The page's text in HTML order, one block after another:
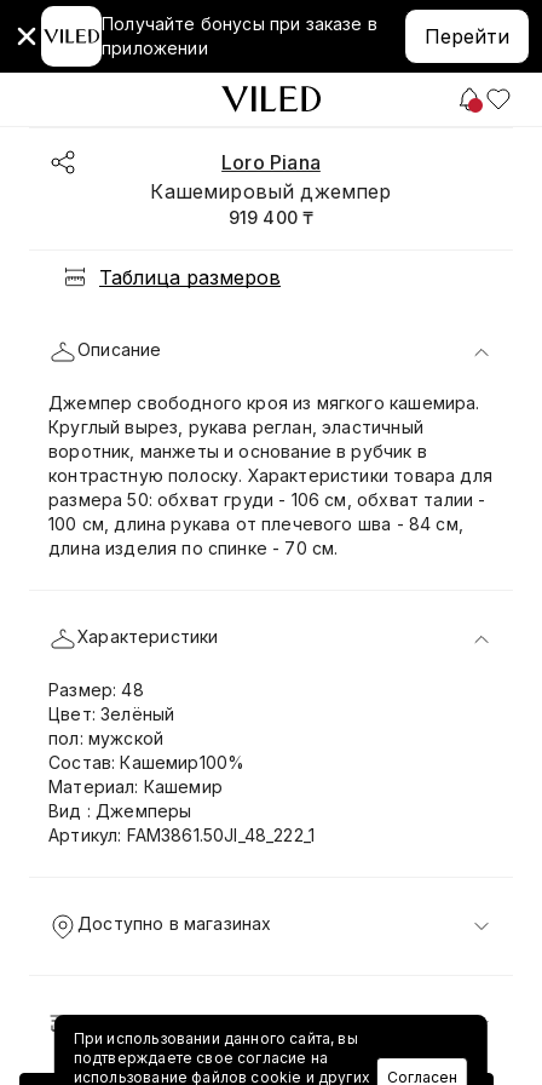
Получайте бонусы при заказе в
приложении
Перейти
Loro Piana
Кашемировый джемпер
919 400 ₸
Таблица размеров
Описание
Джемпер свободного кроя из мягкого кашемира.
Круглый вырез, рукава реглан, эластичный
воротник, манжеты и основание в рубчик в
контрастную полоску. Характеристики товара для
размера 50: обхват груди - 106 см, обхват талии -
100 см, длина рукава от плечевого шва - 84 см,
длина изделия по спинке - 70 см.
Характеристики
Размер: 48
Цвет: Зелёный
пол: мужской
Состав: Кашемир100%
Материал: Кашемир
Вид : Джемперы
Артикул: FAM3861.50JI_48_222_1
Доступно в магазинах
Доставка и возврат
При использовании данного сайта, вы
подтверждаете свое согласие на
использование файлов cookie и других
Согласен